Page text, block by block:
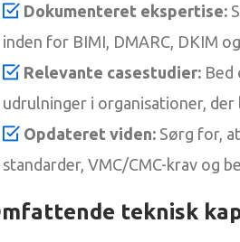
Dokumenteret ekspertise:
inden for BIMI, DMARC, DKIM
Relevante casestudier: Bed
udrulninger i organisationer, der
Opdateret viden: Sørg for,
standarder, VMC/CMC-krav og
teknisk